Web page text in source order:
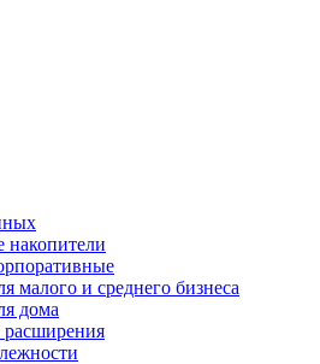
накопители
малого и среднего бизнеса
дома